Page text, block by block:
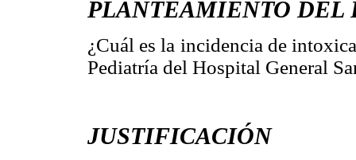
PLANTEAMIENTO DEL
¿Cuál es la incidencia de
Pediatría del Hospital General
JUSTIFICACIÓN